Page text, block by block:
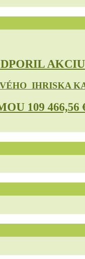
AKCIU
IHRISKA
109 466,56